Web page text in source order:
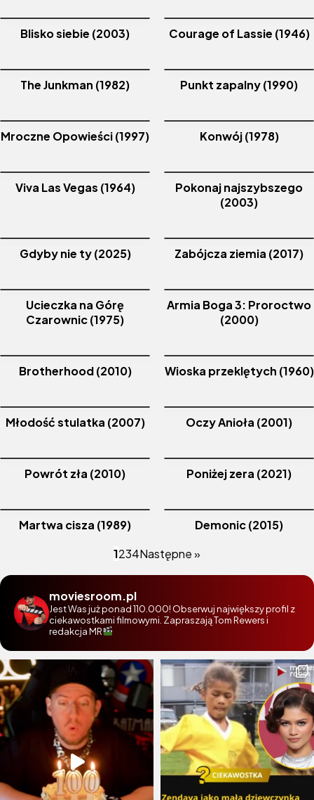
Blisko siebie (2003) Courage of Lassie (1946)
The Junkman (1982) Punkt zapalny (1990)
Mroczne Opowieści (1997) Konwój (1978)
Viva Las Vegas (1964)
Pokonaj najszybszego
(2003)
Gdyby nie ty (2025) Zabójcza ziemia (2017)
Ucieczka na Górę
Czarownic (1975)
Armia Boga 3: Proroctwo
(2000)
Brotherhood (2010) Wioska przeklętych (1960)
Młodość stulatka (2007) Oczy Anioła (2001)
Powrót zła (2010) Poniżej zera (2021)
Martwa cisza (1989)
Demonic (2015)
1234Następne »
moviesroom.pl
Jest Was już ponad 110.000! Obserwuj największy profil z
ciekawostkami filmowymi. Zapraszają Tom Rewers i
redakcja MR